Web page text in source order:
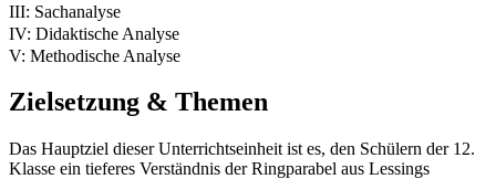
III: Sachanalyse
IV: Didaktische Analyse
V: Methodische Analyse
Zielsetzung & Themen
Das Hauptziel dieser Unterrichtseinheit ist es, den Schülern der 12.
Klasse ein tieferes Verständnis der Ringparabel aus Lessings